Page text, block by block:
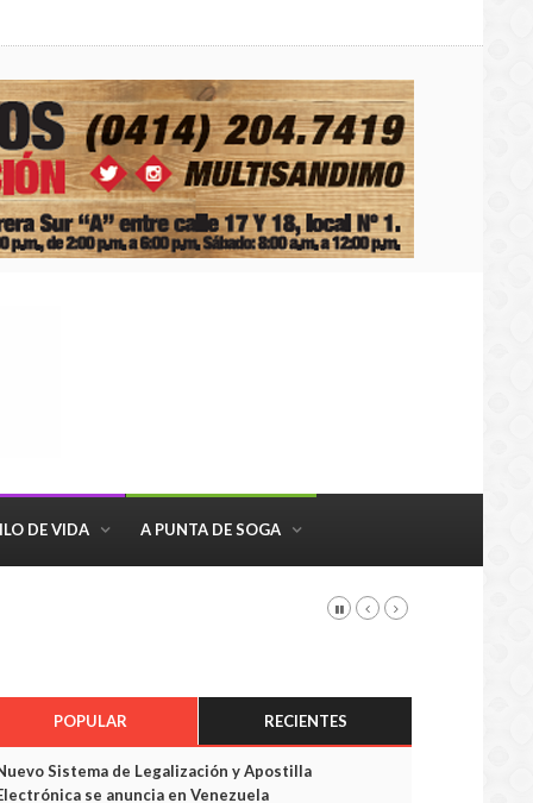
DE VIDA A PUNTA DE SOGA
POPULAR RECIENTES
Sistema de Legalización y Apostilla
se anuncia en Venezuela